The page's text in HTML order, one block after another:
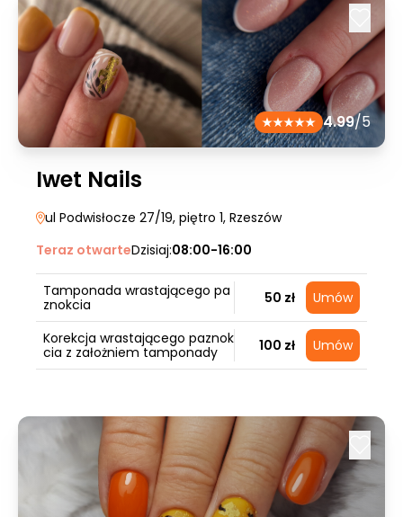
4.99/5
Iwet Nails
ul Podwisłocze 27/19, piętro 1, Rzeszów
Teraz otwarteDzisiaj:08:00-16:00
Tamponada wrastającego pa
znokcia
50 zł Umów
Korekcja wrastającego paznok
cia z założniem tamponady
100 zł Umów